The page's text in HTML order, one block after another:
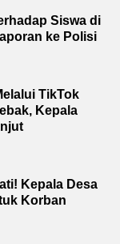
Siswa di
ke Polisi
TikTok
Kepala
Kepala Desa
Korban